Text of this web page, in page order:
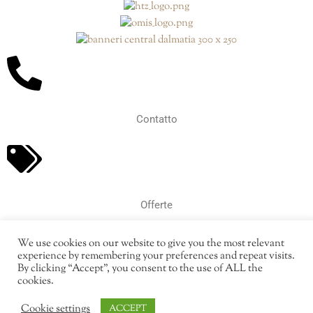
Contatto
Offerte
We use cookies on our website to give you the most relevant
experience by remembering your preferences and repeat visits.
By clicking “Accept”, you consent to the use of ALL the
cookies.
Cookie settings
ACCEPT